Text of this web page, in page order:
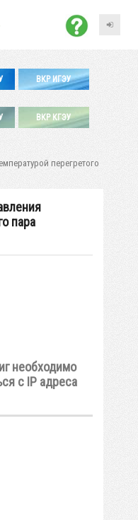
ВКР ИГЭУ
ВКР КГЭУ
перегретого
пара
необходимо
с IP адреса